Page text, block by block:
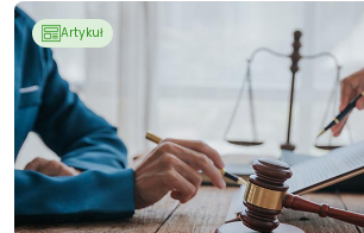
Artykuł